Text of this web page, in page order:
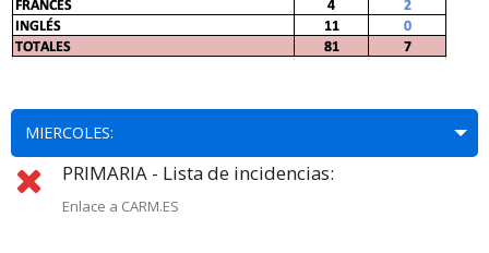
MIERCOLES:
PRIMARIA - Lista de incidencias:
Enlace a CARM.ES